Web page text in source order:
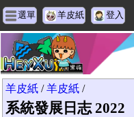
選單 羊皮紙 登入
羊皮紙 /羊皮紙 /
系統發展日志 2022